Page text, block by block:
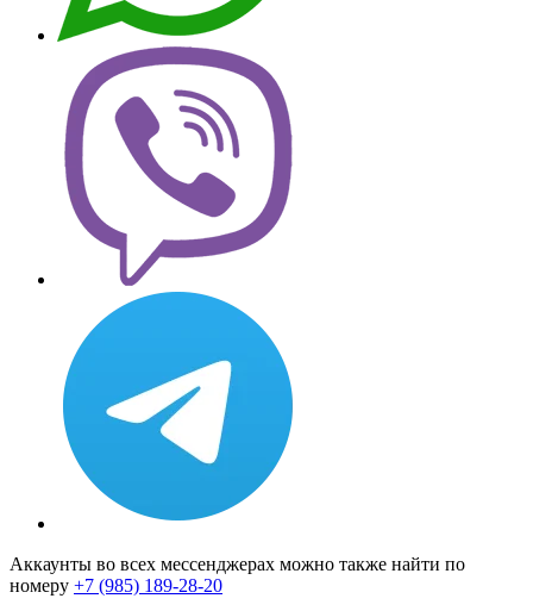
Аккаунты во всех мессенджерах можно также найти по
номеру +7 (985) 189-28-20